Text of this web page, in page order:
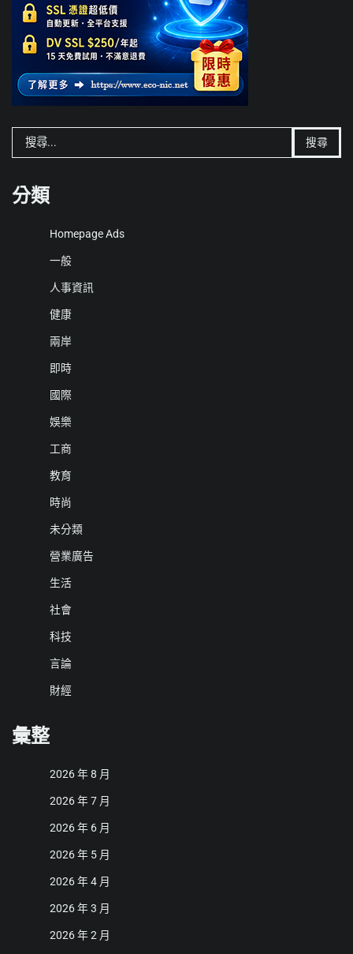
尋
鍵
分類
Homepage Ads
一般
人事資訊
健康
兩岸
即時
國際
娛樂
工商
教育
時尚
未分類
營業廣告
生活
社會
科技
言論
財經
彙整
2026 年 8 月
2026 年 7 月
2026 年 6 月
2026 年 5 月
2026 年 4 月
2026 年 3 月
2026 年 2 月